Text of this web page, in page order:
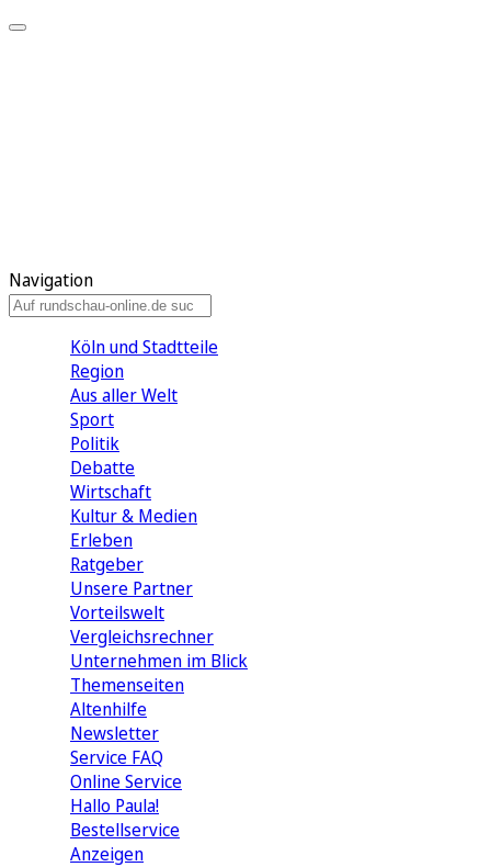
Navigation
Köln und Stadtteile
Region
Aus aller Welt
Sport
Politik
Debatte
Wirtschaft
Kultur & Medien
Erleben
Ratgeber
Unsere Partner
Vorteilswelt
Vergleichsrechner
Unternehmen im Blick
Themenseiten
Altenhilfe
Newsletter
Service FAQ
Online Service
Hallo Paula!
Bestellservice
Anzeigen